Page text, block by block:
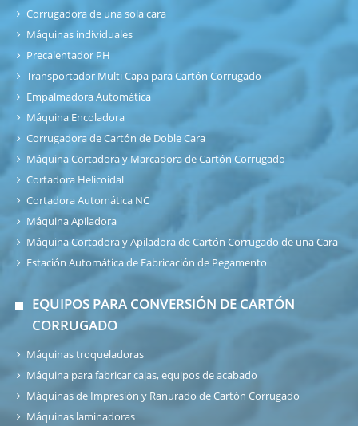
Corrugadora de una sola cara
Máquinas individuales
Precalentador PH
Transportador Multi Capa para Cartón Corrugado
Empalmadora Automática
Máquina Encoladora
Corrugadora de Cartón de Doble Cara
Máquina Cortadora y Marcadora de Cartón Corrugado
Cortadora Helicoidal
Cortadora Automática NC
Máquina Apiladora
Máquina Cortadora y Apiladora de Cartón Corrugado de una Cara
Estación Automática de Fabricación de Pegamento
EQUIPOS PARA CONVERSIÓN DE CARTÓN
CORRUGADO
Máquinas troqueladoras
Máquina para fabricar cajas, equipos de acabado
Máquinas de Impresión y Ranurado de Cartón Corrugado
Máquinas laminadoras